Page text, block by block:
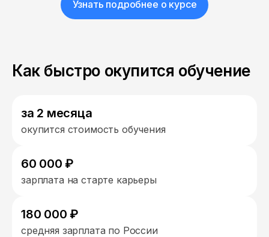
Узнать подробнее о курсе
Как быстро окупится обучение
за 2 месяца
окупится стоимость обучения
60 000 ₽
зарплата на старте карьеры
180 000 ₽
средняя зарплата по России